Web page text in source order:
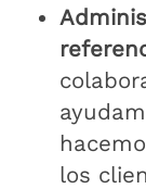
los